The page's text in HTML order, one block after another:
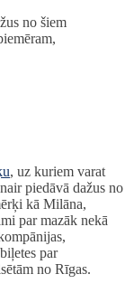
no šiem
, uz kuriem varat
piedāvā dažus no
kā Milāna,
par mazāk nekā
par
no Rīgas.